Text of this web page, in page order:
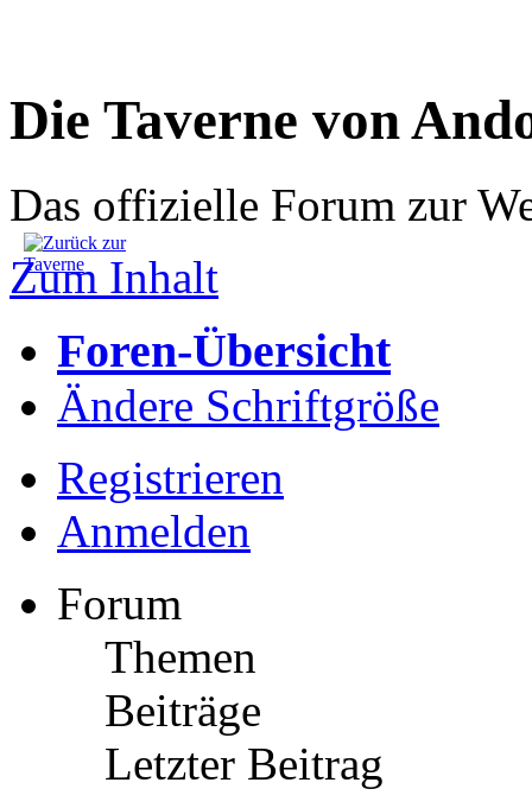
Die Taverne von
Das offizielle Forum zur
Zum Inhalt
Foren-Übersicht
Ändere Schriftgröße
Registrieren
Anmelden
Forum
Themen
Beiträge
Letzter Beitrag